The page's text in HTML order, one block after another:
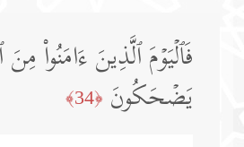
فَٱلۡیَوۡمَ ٱلَّذِینَ ءَامَنُوا۟
یَضۡحَكُونَ ﴿34﴾